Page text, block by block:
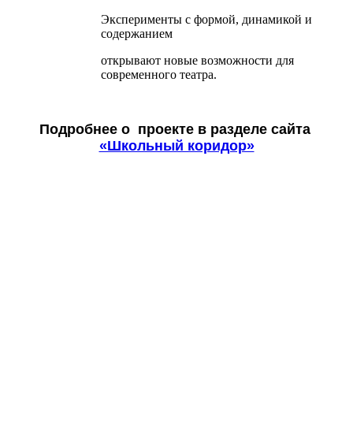
Эксперименты с формой, динамикой и
содержанием
открывают новые возможности для
современного театра.
Подробнее о проекте в разделе сайта
«Школьный коридор»